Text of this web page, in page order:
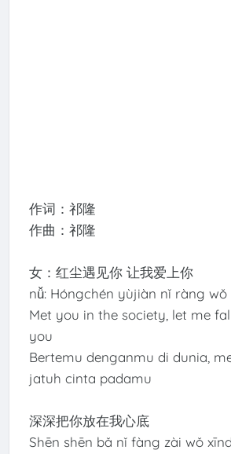
作词：祁隆
作曲：祁隆
女：红尘遇见你 让我爱上你
nǚ: Hóngchén yùjiàn nǐ ràng
Met you in the society, let me
you
Bertemu denganmu di dunia,
jatuh cinta padamu
深深把你放在我心底
Shēn shēn bǎ nǐ fàng zài wǒ